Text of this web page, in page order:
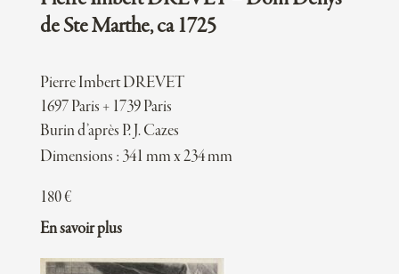
de Ste Marthe, ca 1725
Pierre Imbert DREVET
1697 Paris + 1739 Paris
Burin d’après P. J. Cazes
Dimensions : 341 mm x 234 mm
180€
En savoir plus